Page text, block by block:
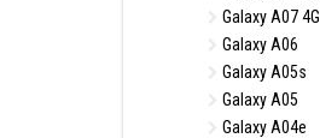
Galaxy A07 4G
Galaxy A06
Galaxy A05s
Galaxy A05
Galaxy A04e